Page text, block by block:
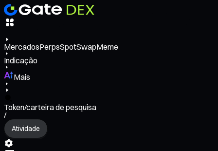
MercadosPerpsSpotSwapMeme
Indicação
Mais
Token/carteira de pesquisa
/
Atividade